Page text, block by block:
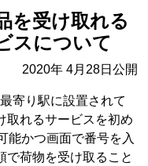
を受け取れる
スについて
2020年 4月28日公開
寄り駅に設置されて
取れるサービスを初め
能かつ画面で番号を入
で荷物を受け取ること